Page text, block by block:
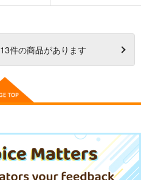
13件の商品があります